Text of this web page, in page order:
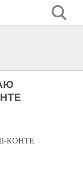
КОНТЕ